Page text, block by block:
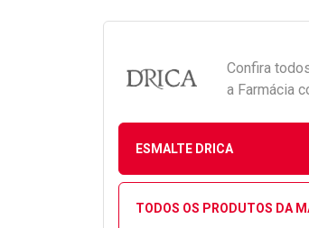
Confira
a Farmácia
ESMALTE DRICA
TODOS OS PRODUTOS DA